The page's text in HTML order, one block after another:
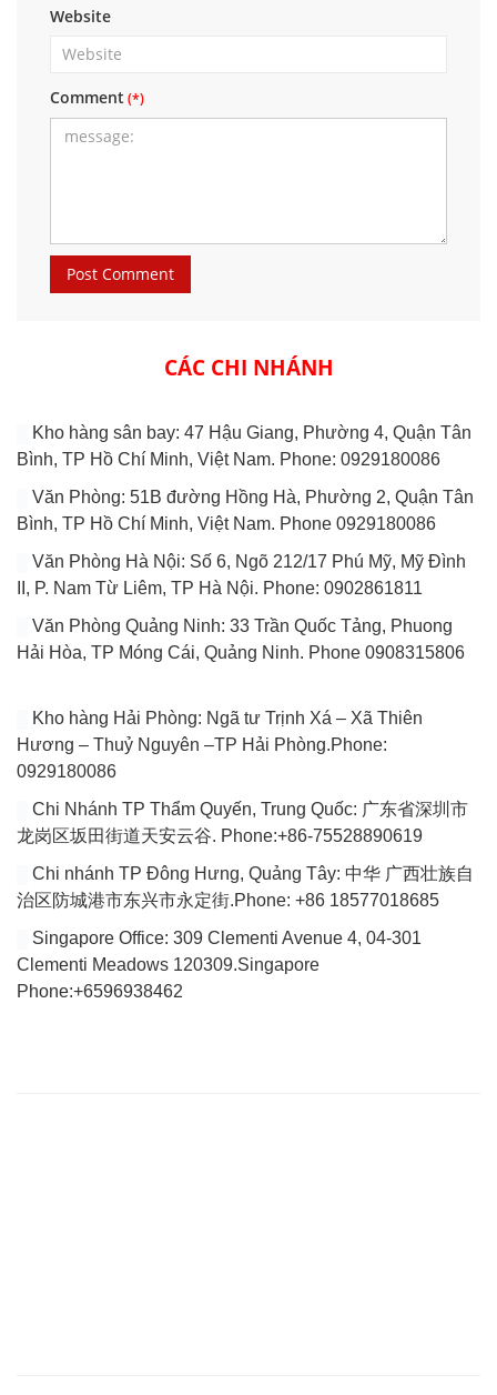
Website
Comment
CÁC CHI NHÁNH
Kho hàng sân bay: 47 Hậu Giang, Phường 4, Quận Tân
Bình, TP Hồ Chí Minh, Việt Nam. Phone: 0929180086
Văn Phòng: 51B đường Hồng Hà, Phường 2, Quận Tân
Bình, TP Hồ Chí Minh, Việt Nam. Phone 0929180086
Văn Phòng Hà Nội: Số 6, Ngõ 212/17 Phú Mỹ, Mỹ Đình
II, P. Nam Từ Liêm, TP Hà Nội. Phone: 0902861811
Văn Phòng Quảng Ninh: 33 Trần Quốc Tảng, Phuong
Hải Hòa, TP Móng Cái, Quảng Ninh. Phone 0908315806
Kho hàng Hải Phòng: Ngã tư Trịnh Xá – Xã Thiên
Hương – Thuỷ Nguyên –TP Hải Phòng.Phone:
0929180086
Chi Nhánh TP Thẩm Quyến, Trung Quốc: 广东省深圳市
龙岗区坂田街道天安云谷. Phone:+86-75528890619
Chi nhánh TP Đông Hưng, Quảng Tây: 中华 广西壮族自
治区防城港市东兴市永定街.Phone: +86 18577018685
Singapore Office: 309 Clementi Avenue 4, 04-301
Clementi Meadows 120309.Singapore
Phone:+6596938462